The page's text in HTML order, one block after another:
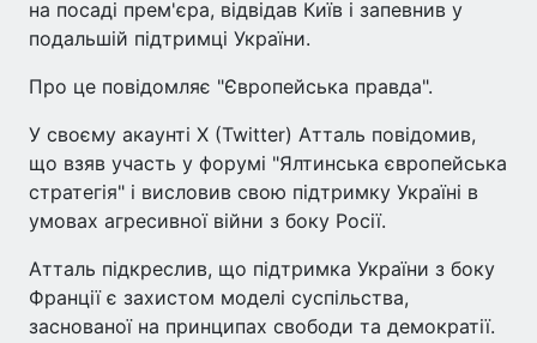
на посаді прем'єра, відвідав Київ і запевнив у
подальшій підтримці України.
Про це повідомляє "Європейська правда".
У своєму акаунті X (Twitter) Атталь повідомив,
що взяв участь у форумі "Ялтинська європейська
стратегія" і висловив свою підтримку Україні в
умовах агресивної війни з боку Росії.
Атталь підкреслив, що підтримка України з боку
Франції є захистом моделі суспільства,
заснованої на принципах свободи та демократії.